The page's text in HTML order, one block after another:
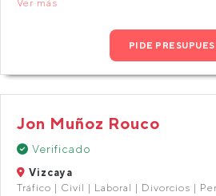
Ver más
PIDE
Jon Muñoz Rouco
Verificado
Vizcaya
Tráfico | Civil | Laboral | Divorcios |